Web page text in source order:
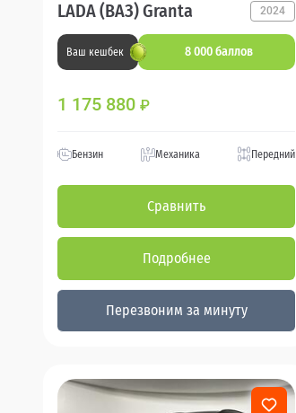
LADA (ВАЗ) Granta 2024
Ваш кешбек 8 000 баллов
1 175 880 ₽
Бензин Механика Передний
Сравнить
Подробнее
Перезвоним за минуту